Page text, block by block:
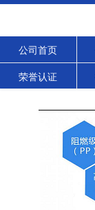
公司首页
荣誉认证